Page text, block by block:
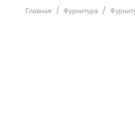
Главная / Фурнитура /